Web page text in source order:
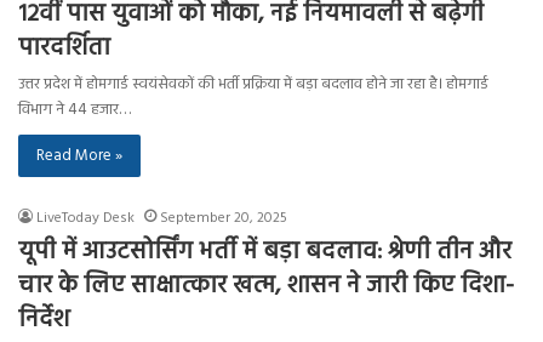
12वीं पास युवाओं को मौका, नई नियमावली से बढ़ेगी
पारदर्शिता
उत्तर प्रदेश में होमगार्ड स्वयंसेवकों की भर्ती प्रक्रिया में बड़ा बदलाव होने जा रहा है। होमगार्ड
विभाग ने 44 हजार…
Read More »
LiveToday Desk September 20, 2025
यूपी में आउटसोर्सिंग भर्ती में बड़ा बदलाव: श्रेणी तीन और
चार के लिए साक्षात्कार खत्म, शासन ने जारी किए दिशा-
निर्देश